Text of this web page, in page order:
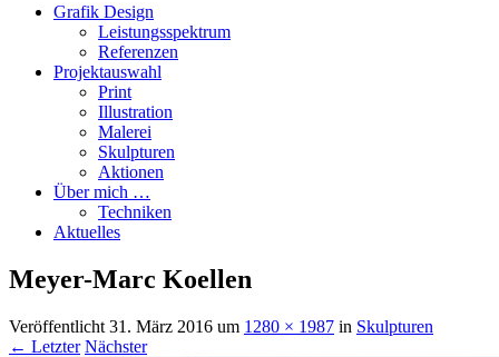
Grafik Design
Leistungsspektrum
Referenzen
Projektauswahl
Print
Illustration
Malerei
Skulpturen
Aktionen
Über mich …
Techniken
Aktuelles
Meyer-Marc Koellen
Veröffentlicht 31. März 2016 um 1280 × 1987 in Skulpturen
← Letzter Nächster